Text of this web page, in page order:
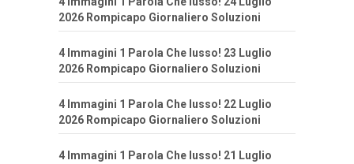
2026 Rompicapo Giornaliero Soluzioni
4 Immagini 1 Parola Che lusso! 23 Luglio
2026 Rompicapo Giornaliero Soluzioni
4 Immagini 1 Parola Che lusso! 22 Luglio
2026 Rompicapo Giornaliero Soluzioni
4 Immagini 1 Parola Che lusso! 21 Luglio